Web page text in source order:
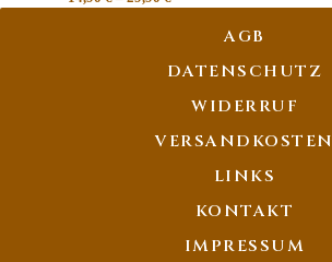
AGB
DATENSCHUTZ
WIDERRUF
VERSANDKOSTEN
LINKS
KONTAKT
IMPRESSUM